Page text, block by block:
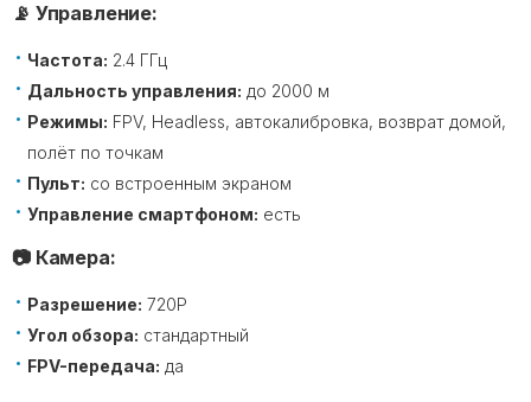
📡 Управление:
Частота: 2.4 ГГц
Дальность управления: до 2000 м
Режимы: FPV, Headless, автокалибровка, возврат домой,
полёт по точкам
Пульт: со встроенным экраном
Управление смартфоном: есть
📷 Камера:
Разрешение: 720P
Угол обзора: стандартный
FPV-передача: да